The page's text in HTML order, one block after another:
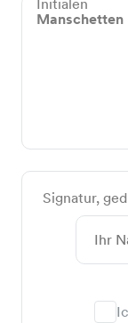
Initialen
Manschetten
Signatur,